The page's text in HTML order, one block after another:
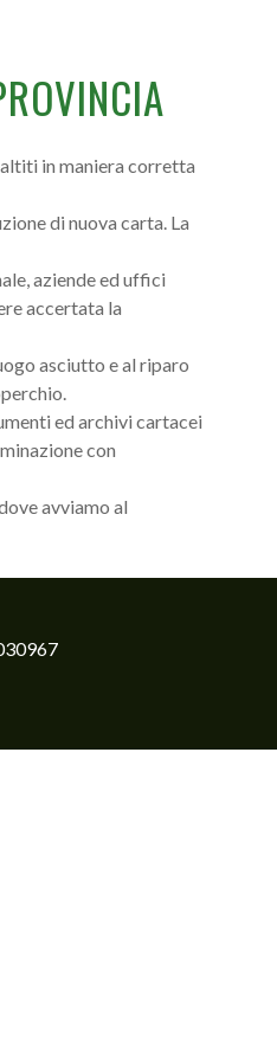
in maniera corretta
di nuova carta. La
aziende ed uffici
accertata la
asciutto e al riparo
ed archivi cartacei
con
avviamo al